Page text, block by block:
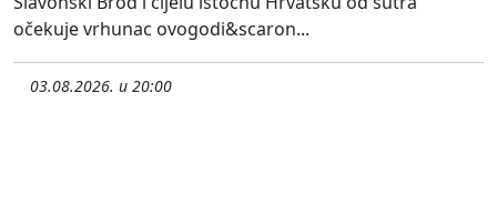
očekuje vrhunac ovogodi&scaron...
03.08.2026. u 20:00